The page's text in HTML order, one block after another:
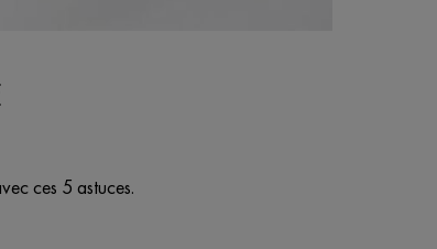
ces 5 astuces.